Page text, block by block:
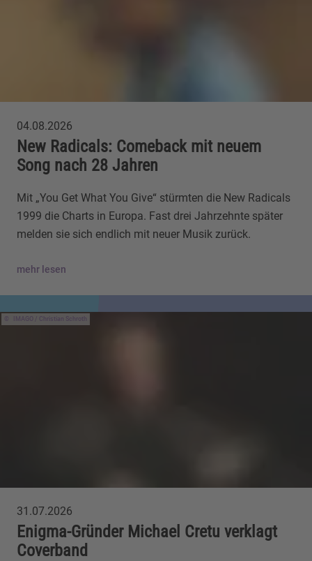
04.08.2026
New Radicals: Comeback mit neuem
Song nach 28 Jahren
Mit „You Get What You Give“ stürmten die New Radicals
1999 die Charts in Europa. Fast drei Jahrzehnte später
melden sie sich endlich mit neuer Musik zurück.
mehr lesen
IMAGO / Christian Schroth
31.07.2026
Enigma-Gründer Michael Cretu verklagt
Coverband